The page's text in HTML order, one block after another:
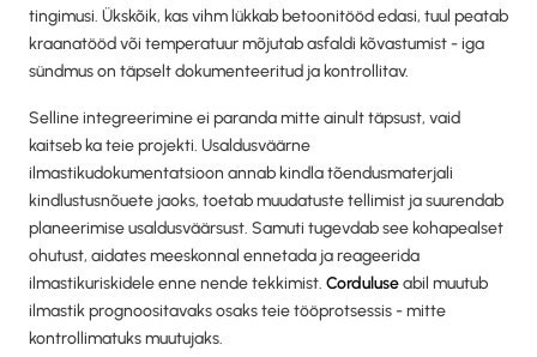
tingimusi. Ükskõik, kas vihm lükkab betoonitööd edasi, tuul peatab
kraanatööd või temperatuur mõjutab asfaldi kõvastumist - iga
sündmus on täpselt dokumenteeritud ja kontrollitav.
Selline integreerimine ei paranda mitte ainult täpsust, vaid
kaitseb ka teie projekti. Usaldusväärne
ilmastikudokumentatsioon annab kindla tõendusmaterjali
kindlustusnõuete jaoks, toetab muudatuste tellimist ja suurendab
planeerimise usaldusväärsust. Samuti tugevdab see kohapealset
ohutust, aidates meeskonnal ennetada ja reageerida
ilmastikuriskidele enne nende tekkimist. Corduluseabil muutub
ilmastik prognoositavaks osaks teie tööprotsessis - mitte
kontrollimatuks muutujaks.